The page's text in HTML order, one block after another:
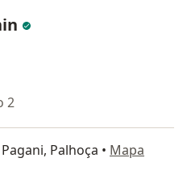
2
Palhoça • Mapa